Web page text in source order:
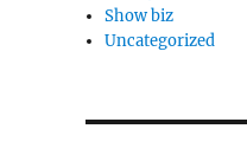
Show biz
Uncategorized